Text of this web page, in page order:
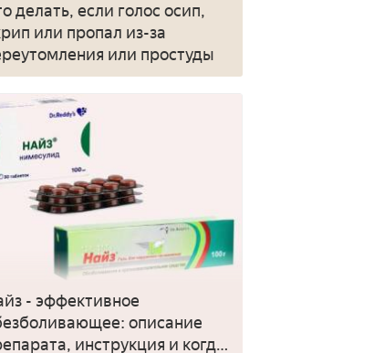
делать, если голос осип,
или пропал из-за
или простуды
- эффективное
описание
инструкция и когда